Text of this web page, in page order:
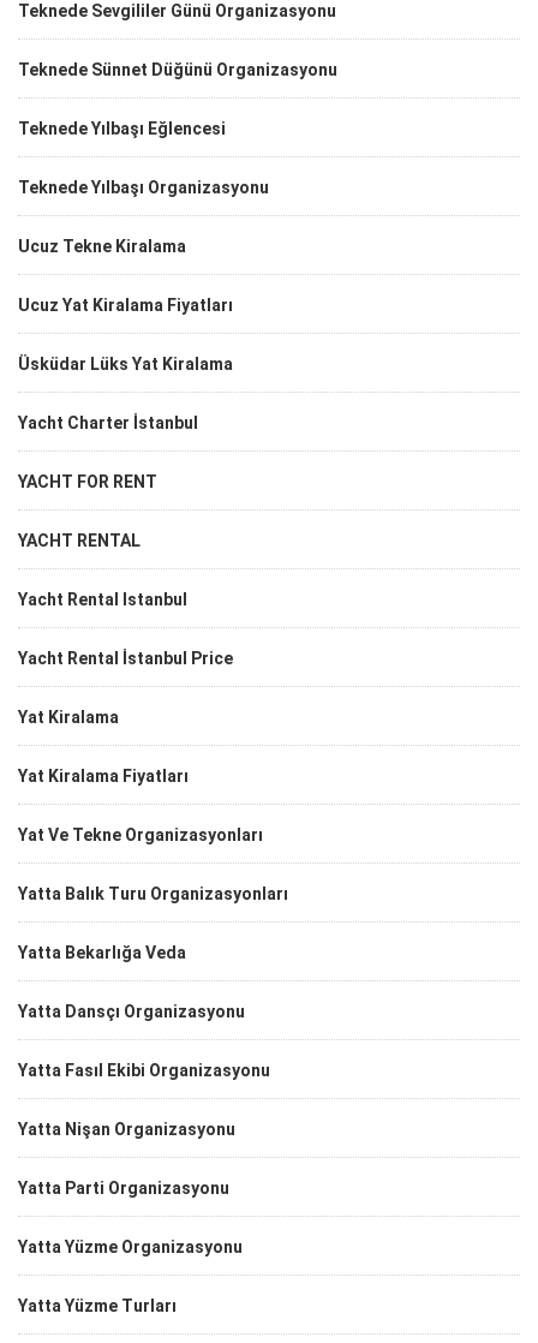
Teknede Sevgililer Günü Organizasyonu
Teknede Sünnet Düğünü Organizasyonu
Teknede Yılbaşı Eğlencesi
Teknede Yılbaşı Organizasyonu
Ucuz Tekne Kiralama
Ucuz Yat Kiralama Fiyatları
Üsküdar Lüks Yat Kiralama
Yacht Charter İstanbul
YACHT FOR RENT
YACHT RENTAL
Yacht Rental Istanbul
Yacht Rental İstanbul Price
Yat Kiralama
Yat Kiralama Fiyatları
Yat Ve Tekne Organizasyonları
Yatta Balık Turu Organizasyonları
Yatta Bekarlığa Veda
Yatta Dansçı Organizasyonu
Yatta Fasıl Ekibi Organizasyonu
Yatta Nişan Organizasyonu
Yatta Parti Organizasyonu
Yatta Yüzme Organizasyonu
Yatta Yüzme Turları